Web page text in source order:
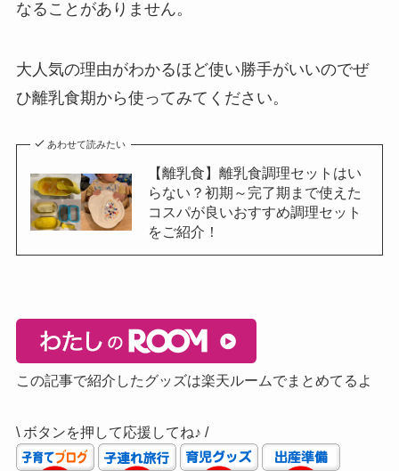
なることがありません。
大人気の理由がわかるほど使い勝手がいいのでぜ
ひ離乳食期から使ってみてください。
あわせて読みたい
【離乳食】離乳食調理セットはい
らない？初期～完了期まで使えた
コスパが良いおすすめ調理セット
をご紹介！
この記事で紹介したグッズは楽天ルームでまとめてるよ
\ ボタンを押して応援してね♪ /